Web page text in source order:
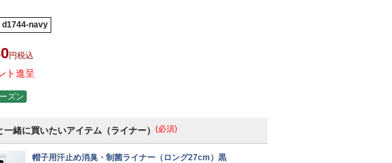
d1744-navy
税込
ト進呈
ズン
一緒に買いたいアイテム（ライナー） (必須)
帽子用汗止め消臭・制菌ライナー（ロング27cm）黒